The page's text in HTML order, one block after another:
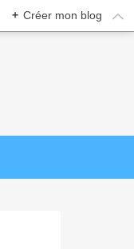
+ Créer mon blog